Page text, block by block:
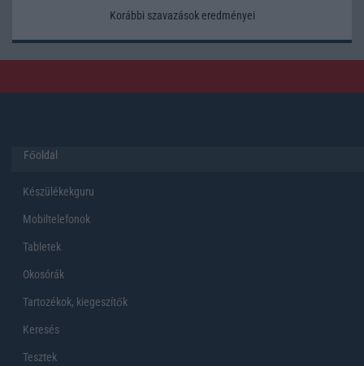
Korábbi szavazások eredményei
Főoldal
Készülékekguru
Mobiltelefonok
Tabletek
Okosórák
Tartozékok, kiegeszítők
Keresés
Tesztek